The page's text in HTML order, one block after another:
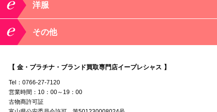
洋服
その他
【 金・プラチナ・ブランド買取専門店イープレシャス 】
Tel：0766-27-7120
営業時間：10：00～19：00
古物商許可証